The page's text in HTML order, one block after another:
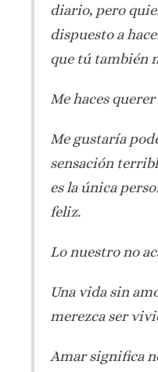
diario, pero
dispuesto a
que tú también
Me haces
Me gustaría
sensación
es la única
feliz.
Lo nuestro no
Una vida sin
merezca ser
Amar significa